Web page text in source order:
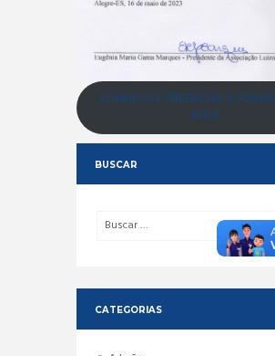
CONHEÇA E PREENCHA O
AQUI
BUSCAR
CATEGORIAS